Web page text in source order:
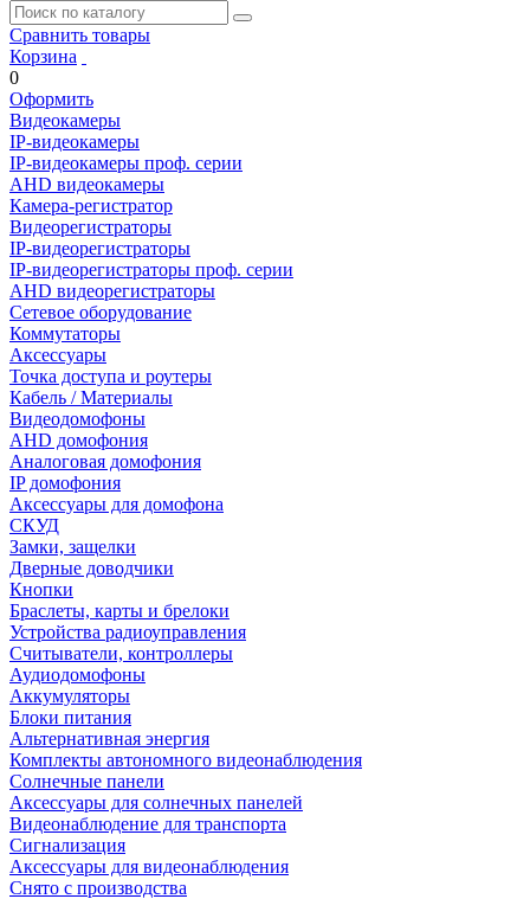
Сравнить товары
Корзина
0
Оформить
Видеокамеры
IP-видеокамеры
IP-видеокамеры проф. серии
AHD видеокамеры
Камера-регистратор
Видеорегистраторы
IP-видеорегистраторы
IP-видеорегистраторы проф. серии
AHD видеорегистраторы
Сетевое оборудование
Коммутаторы
Аксессуары
Точка доступа и роутеры
Кабель / Материалы
Видеодомофоны
AHD домофония
Аналоговая домофония
IP домофония
Аксессуары для домофона
СКУД
Замки, защелки
Дверные доводчики
Кнопки
Браслеты, карты и брелоки
Устройства радиоуправления
Считыватели, контроллеры
Аудиодомофоны
Аккумуляторы
Блоки питания
Альтернативная энергия
Комплекты автономного видеонаблюдения
Солнечные панели
Аксессуары для солнечных панелей
Видеонаблюдение для транспорта
Сигнализация
Аксессуары для видеонаблюдения
Снято с производства